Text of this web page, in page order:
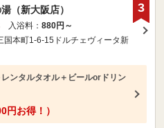
（新大阪店）
入浴料： 880円～
国本町1-6-15ドルチェヴィータ新
ンタルタオル＋ビールorドリン
円お得！）
3